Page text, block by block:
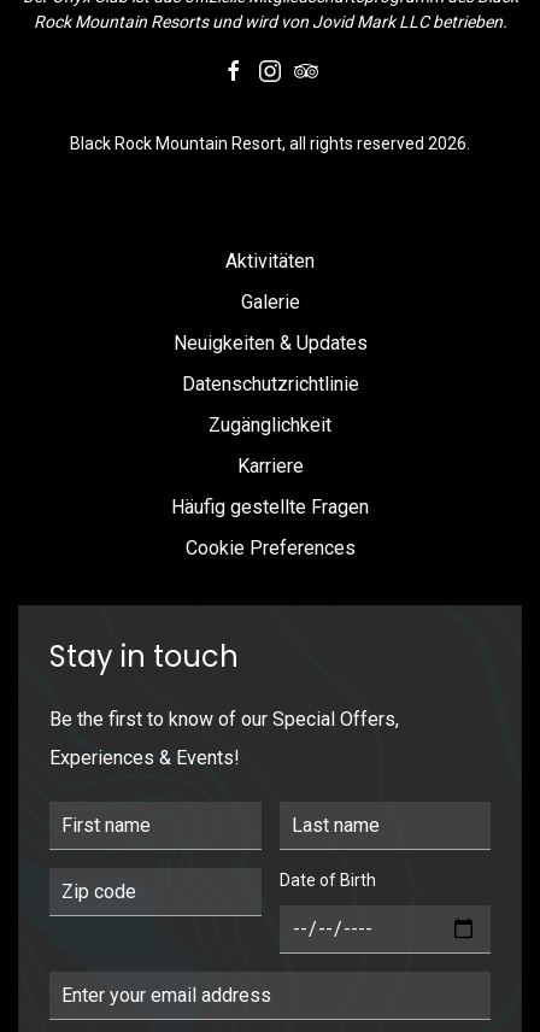
Rock Mountain Resorts und wird von Jovid Mark LLC betrieben.
facebookinstagramtripadvisor
Black Rock Mountain Resort, all rights reserved 2026.
Aktivitäten
Galerie
Neuigkeiten & Updates
Datenschutzrichtlinie
Zugänglichkeit
Karriere
Häufig gestellte Fragen
Cookie Preferences
Stay in touch
Be the first to know of our Special Offers,
Experiences & Events!
First Name Last Name
Postal Code DOB
Date of Birth
Email Address